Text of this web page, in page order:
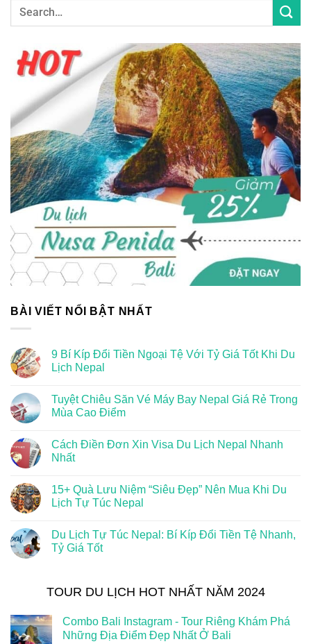
BÀI VIẾT NỔI BẬT NHẤT
9 Bí Kíp Đổi Tiền Ngoại Tệ Với Tỷ Giá Tốt Khi Du
Lịch Nepal
Tuyệt Chiêu Săn Vé Máy Bay Nepal Giá Rẻ Trong
Mùa Cao Điểm
Cách Điền Đơn Xin Visa Du Lịch Nepal Nhanh
Nhất
15+ Quà Lưu Niệm “Siêu Đẹp” Nên Mua Khi Du
Lịch Tự Túc Nepal
Du Lịch Tự Túc Nepal: Bí Kíp Đổi Tiền Tệ Nhanh,
Tỷ Giá Tốt
TOUR DU LỊCH HOT NHẤT NĂM 2024
Combo Bali Instagram - Tour Riêng Khám Phá
Những Địa Điểm Đẹp Nhất Ở Bali